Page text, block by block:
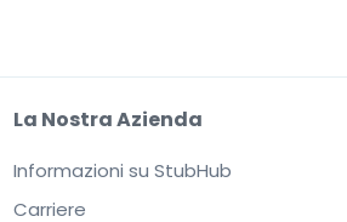
La Nostra Azienda
Informazioni su StubHub
Carriere